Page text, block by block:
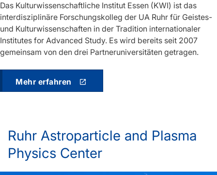
Das Kulturwissenschaftliche Institut Essen (KWI) ist das
interdisziplinäre Forschungskolleg der UA Ruhr für Geistes-
und Kulturwissenschaften in der Tradition internationaler
Institutes for Advanced Study. Es wird bereits seit 2007
gemeinsam von den drei Partneruniversitäten getragen.
Mehr erfahren
Ruhr Astroparticle and Plasma
Physics Center